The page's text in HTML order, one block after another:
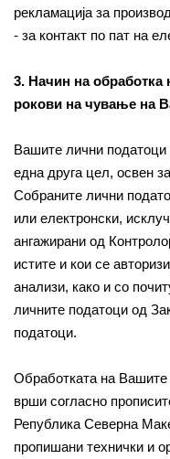
рекламација за
- за контакт по пат на
3. Начин на
рокови на чување на
Вашите лични податоци
една друга цел, освен
Собраните лични
или електронски,
ангажирани од
истите и кои се
анализи, како и со
личните податоци од
податоци.
Обработката на
врши согласно
Република Северна
пропишани технички и